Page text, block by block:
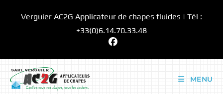
Verguier AC2G Applicateur de chapes fluides | Tél :
+33(0)6.14.70.33.48
MENU